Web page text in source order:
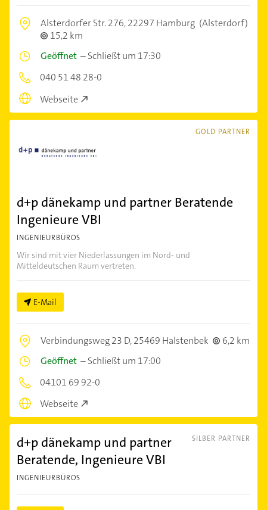
Alsterdorfer Str. 276,22297 Hamburg (Alsterdorf)
15,2 km
Geöffnet –Schließt um 17:30
040 51 48 28-0
Webseite
GOLD PARTNER
d+p dänekamp und partner Beratende
Ingenieure VBI
INGENIEURBÜROS
Wir sind mit vier Niederlassungen im Nord- und
Mitteldeutschen Raum vertreten.
E-Mail
Verbindungsweg 23 D,25469 Halstenbek
6,2 km
Geöffnet –Schließt um 17:00
04101 69 92-0
Webseite
SILBER PARTNER
d+p dänekamp und partner
Beratende, Ingenieure VBI
INGENIEURBÜROS